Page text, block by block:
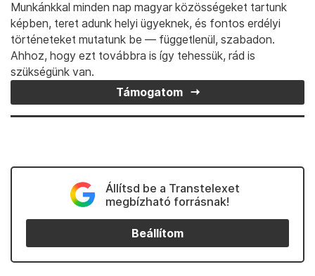
Munkánkkal minden nap magyar közösségeket tartunk
képben, teret adunk helyi ügyeknek, és fontos erdélyi
történeteket mutatunk be — függetlenül, szabadon.
Ahhoz, hogy ezt továbbra is így tehessük, rád is
szükségünk van.
Támogatom
Állítsd be a Transtelexet
megbízható forrásnak!
Beállítom